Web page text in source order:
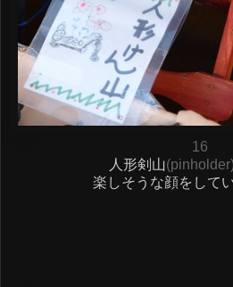
16
人形剣山
楽しそうな顔をして